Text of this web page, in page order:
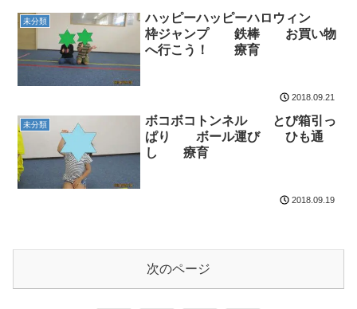
未分類
ハッピーハッピーハロウィン
枠ジャンプ 鉄棒 お買い物
へ行こう！ 療育
2018.09.21
未分類
ボコボコトンネル とび箱引っ
ぱり ボール運び ひも通
し 療育
2018.09.19
次のページ